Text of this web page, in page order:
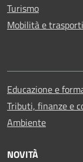
Turismo
Mobilità e trasporti
Educazione e
Tributi, finanze e
Ambiente
NOVITÀ